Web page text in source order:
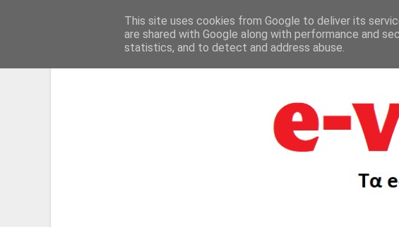
This site uses cookies from Google to deliver its
are shared with Google along with performance and
statistics, and to detect and address abuse.